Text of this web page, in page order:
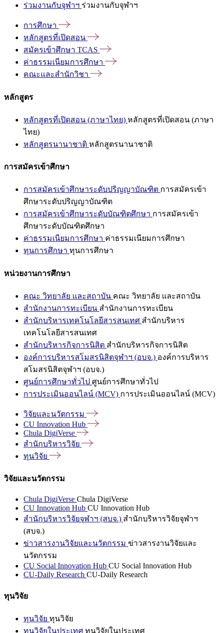
ร่วมงานกับจุฬาฯ ร่วมงานกับจุฬาฯ
การศึกษา
หลักสูตรที่เปิดสอน
สมัครเข้าศึกษา TCAS
ค่าธรรมเนียมการศึกษา
คณะและสำนักวิชา
หลักสูตร
หลักสูตรที่เปิดสอน (ภาษาไทย) หลักสูตรที่เปิดสอน (ภาษา
ไทย)
หลักสูตรนานาชาติ หลักสูตรนานาชาติ
การสมัครเข้าศึกษา
การสมัครเข้าศึกษาระดับปริญญาบัณฑิต การสมัครเข้า
ศึกษาระดับปริญญาบัณฑิต
การสมัครเข้าศึกษาระดับบัณฑิตศึกษา การสมัครเข้า
ศึกษาระดับบัณฑิตศึกษา
ค่าธรรมเนียมการศึกษา ค่าธรรมเนียมการศึกษา
ทุนการศึกษา ทุนการศึกษา
หน่วยงานการศึกษา
คณะ วิทยาลัย และสถาบัน คณะ วิทยาลัย และสถาบัน
สำนักงานการทะเบียน สำนักงานการทะเบียน
สำนักบริหารเทคโนโลยีสารสนเทศ สำนักบริหาร
เทคโนโลยีสารสนเทศ
สำนักบริหารกิจการนิสิต สำนักบริหารกิจการนิสิต
องค์การบริหารสโมสรนิสิตจุฬาฯ (อบจ.) องค์การบริหาร
สโมสรนิสิตจุฬาฯ (อบจ.)
ศูนย์การศึกษาทั่วไป ศูนย์การศึกษาทั่วไป
การประเมินออนไลน์ (MCV) การประเมินออนไลน์ (MCV)
วิจัยและนวัตกรรม
CU Innovation Hub
Chula DigiVerse
สำนักบริหารวิจัย
ทุนวิจัย
วิจัยและนวัตกรรม
Chula DigiVerse Chula DigiVerse
CU Innovation Hub CU Innovation Hub
สำนักบริหารวิจัยจุฬาฯ (สบจ.) สำนักบริหารวิจัยจุฬาฯ
(สบจ.)
ข่าวสารงานวิจัยและนวัตกรรม ข่าวสารงานวิจัยและ
นวัตกรรม
CU Social Innovation Hub CU Social Innovation Hub
CU-Daily Research CU-Daily Research
ทุนวิจัย
ทุนวิจัย ทุนวิจัย
ทุนวิจัยในประเทศ ทุนวิจัยในประเทศ